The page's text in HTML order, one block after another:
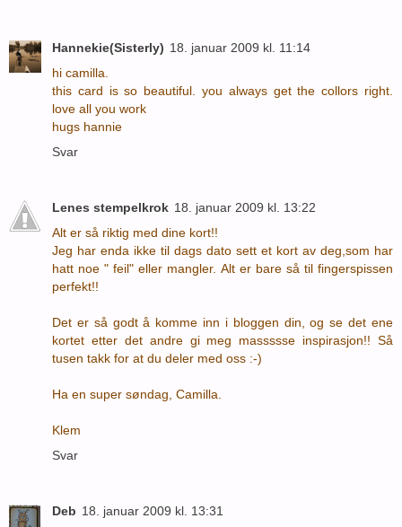
Hannekie(Sisterly) 18. januar 2009 kl. 11:14
hi camilla.
this card is so beautiful. you always get the collors right.
love all you work
hugs hannie
Svar
Lenes stempelkrok 18. januar 2009 kl. 13:22
Alt er så riktig med dine kort!!
Jeg har enda ikke til dags dato sett et kort av deg,som har
hatt noe " feil" eller mangler. Alt er bare så til fingerspissen
perfekt!!
Det er så godt å komme inn i bloggen din, og se det ene
kortet etter det andre gi meg massssse inspirasjon!! Så
tusen takk for at du deler med oss :-)
Ha en super søndag, Camilla.
Klem
Svar
Deb 18. januar 2009 kl. 13:31